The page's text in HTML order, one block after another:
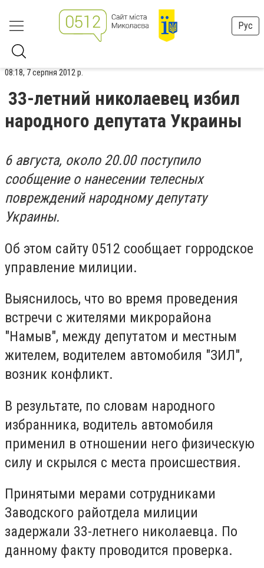
Рус
08:18, 7 серпня 2012 р.
33-летний николаевец избил
народного депутата Украины
6 августа, около 20.00 поступило
сообщение о нанесении телесных
повреждений народному депутату
Украины.
Об этом сайту 0512 сообщает горродское
управление милиции.
Выяснилось, что во время проведения
встречи с жителями микрорайона
"Намыв", между депутатом и местным
жителем, водителем автомобиля "ЗИЛ",
возник конфликт.
В результате, по словам народного
избранника, водитель автомобиля
применил в отношении него физическую
силу и скрылся с места происшествия.
Принятыми мерами сотрудниками
Заводского райотдела милиции
задержали 33-летнего николаевца. По
данному факту проводится проверка.